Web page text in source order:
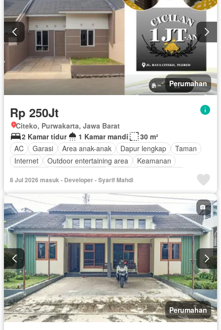
Perumahan
Rp 250Jt
Citeko, Purwakarta, Jawa Barat
2 Kamar tidur
1 Kamar mandi
30 m²
AC
Garasi Area anak-anak Dapur lengkap
Taman
Internet
Outdoor entertaining area
Keamanan
Halaman
Tanpa perabotan
8 Jul 2026 masuk - Developer - Syarif Mahdi
Perumahan